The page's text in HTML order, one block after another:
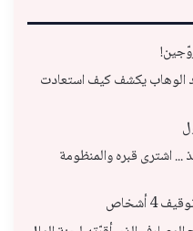
عبد الوهاب يكشف كيف استعادت
... اشترى قبره والمنظومة
أشخاص